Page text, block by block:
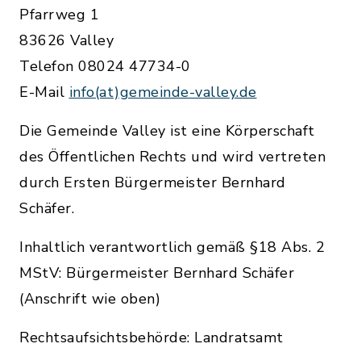
Pfarrweg 1
83626 Valley
Telefon 08024 47734-0
E-Mail info(at)gemeinde-valley.de
Die Gemeinde Valley ist eine Körperschaft
des Öffentlichen Rechts und wird vertreten
durch Ersten Bürgermeister Bernhard
Schäfer.
Inhaltlich verantwortlich gemäß §18 Abs. 2
MStV: Bürgermeister Bernhard Schäfer
(Anschrift wie oben)
Rechtsaufsichtsbehörde: Landratsamt